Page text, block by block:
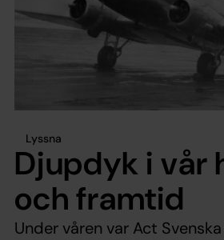
Lyssna
Djupdyk i vår
och framtid
Under våren var Act